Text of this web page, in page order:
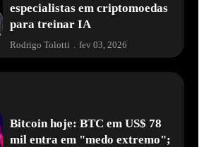
especialistas em criptomoedas
para treinar IA
Rodrigo Tolotti fev 03, 2026
Bitcoin hoje: BTC em US$ 78
mil entra em "medo extremo";